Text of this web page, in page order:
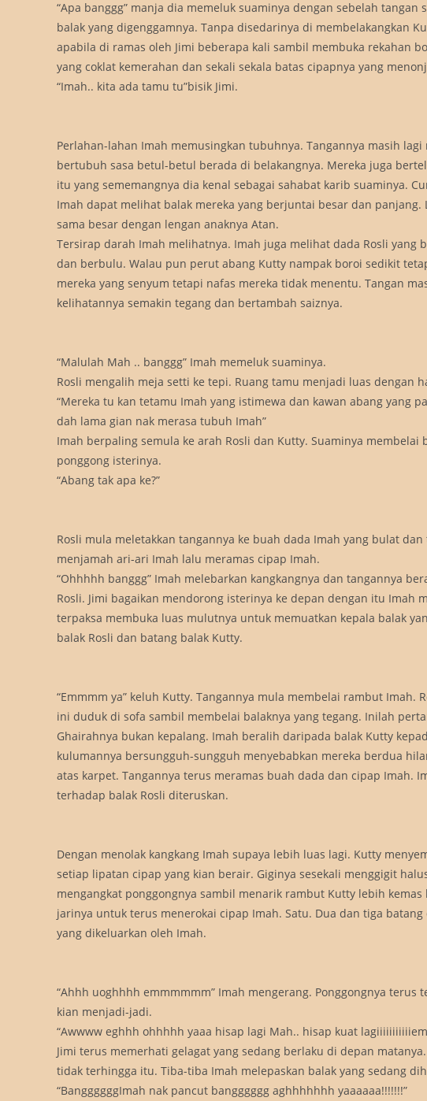
“Apa banggg” manja dia memeluk suaminya dengan sebelah
balak yang digenggamnya. Tanpa disedarinya di membelakangkan
apabila di ramas oleh Jimi beberapa kali sambil membuka rekahan
yang coklat kemerahan dan sekali sekala batas cipapnya yang
“Imah.. kita ada tamu tu”bisik Jimi.
Perlahan-lahan Imah memusingkan tubuhnya. Tangannya masih
bertubuh sasa betul-betul berada di belakangnya. Mereka juga
itu yang sememangnya dia kenal sebagai sahabat karib suaminya.
Imah dapat melihat balak mereka yang berjuntai besar dan
sama besar dengan lengan anaknya Atan.
Tersirap darah Imah melihatnya. Imah juga melihat dada Rosli yang
dan berbulu. Walau pun perut abang Kutty nampak boroi sedikit
mereka yang senyum tetapi nafas mereka tidak menentu. Tangan
kelihatannya semakin tegang dan bertambah saiznya.
“Malulah Mah .. banggg” Imah memeluk suaminya.
Rosli mengalih meja setti ke tepi. Ruang tamu menjadi luas dengan
“Mereka tu kan tetamu Imah yang istimewa dan kawan abang yang
dah lama gian nak merasa tubuh Imah”
Imah berpaling semula ke arah Rosli dan Kutty. Suaminya
ponggong isterinya.
“Abang tak apa ke?”
Rosli mula meletakkan tangannya ke buah dada Imah yang bulat
menjamah ari-ari Imah lalu meramas cipap Imah.
“Ohhhhh banggg” Imah melebarkan kangkangnya dan tangannya
Rosli. Jimi bagaikan mendorong isterinya ke depan dengan itu Imah
terpaksa membuka luas mulutnya untuk memuatkan kepala balak
balak Rosli dan batang balak Kutty.
“Emmmm ya” keluh Kutty. Tangannya mula membelai rambut Imah.
ini duduk di sofa sambil membelai balaknya yang tegang. Inilah
Ghairahnya bukan kepalang. Imah beralih daripada balak Kutty
kulumannya bersungguh-sungguh menyebabkan mereka berdua
atas karpet. Tangannya terus meramas buah dada dan cipap Imah.
terhadap balak Rosli diteruskan.
Dengan menolak kangkang Imah supaya lebih luas lagi. Kutty
setiap lipatan cipap yang kian berair. Giginya sesekali menggigit
mengangkat ponggongnya sambil menarik rambut Kutty lebih
jarinya untuk terus menerokai cipap Imah. Satu. Dua dan tiga
yang dikeluarkan oleh Imah.
“Ahhh uoghhhh emmmmmm” Imah mengerang. Ponggongnya terus
kian menjadi-jadi.
“Awwww eghhh ohhhhh yaaa hisap lagi Mah.. hisap kuat
Jimi terus memerhati gelagat yang sedang berlaku di depan
tidak terhingga itu. Tiba-tiba Imah melepaskan balak yang sedang
“BanggggggImah nak pancut bangggggg aghhhhhhh yaaaaaa!!!!!!!”